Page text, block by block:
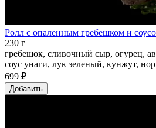
Ролл с опаленным гребешком и
230 г
гребешок, сливочный сыр, огурец,
соус унаги, лук зеленый, кунжут,
699 ₽
Добавить